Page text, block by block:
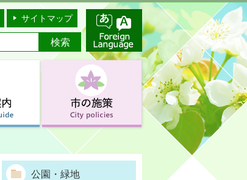
サイトマップ
公園・緑地